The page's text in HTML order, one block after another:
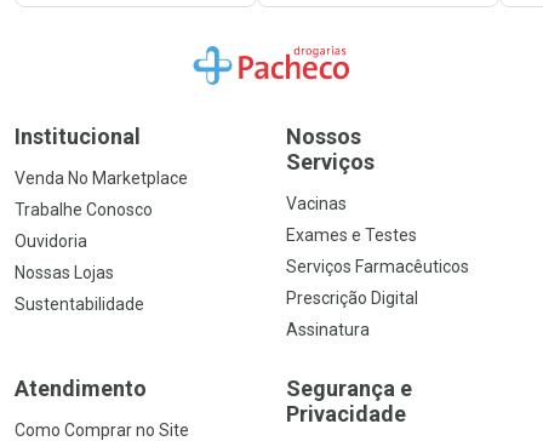
Ir para a Home
Institucional
Venda No Marketplace
Trabalhe Conosco
Ouvidoria
Nossas Lojas
Sustentabilidade
Nossos
Serviços
Vacinas
Exames e Testes
Serviços Farmacêuticos
Prescrição Digital
Assinatura
Atendimento
Como Comprar no Site
Segurança e
Privacidade